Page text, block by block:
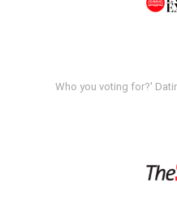
Who you voting for?'